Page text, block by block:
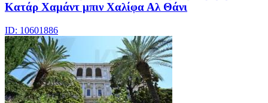
Κατάρ Χαμάντ μπιν Χαλίφα Αλ Θάνι
ID: 10601886